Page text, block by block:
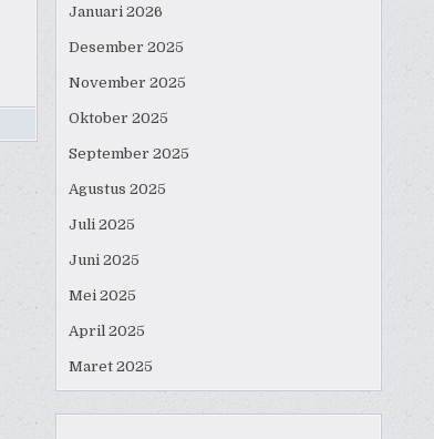
Januari 2026
Desember 2025
November 2025
Oktober 2025
September 2025
Agustus 2025
Juli 2025
Juni 2025
Mei 2025
April 2025
Maret 2025